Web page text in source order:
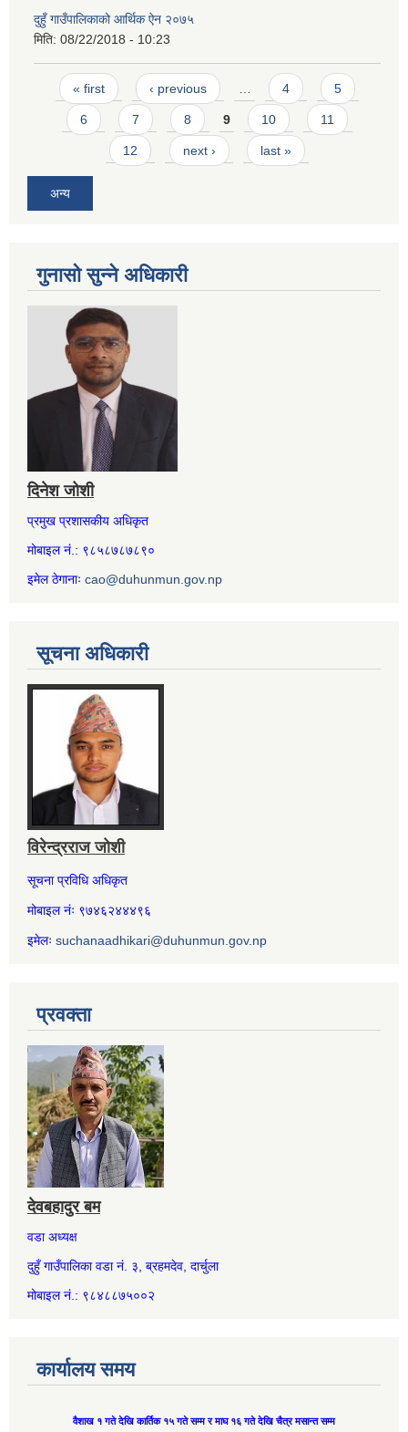
दुहुँ गाउँपालिकाको आर्थिक ऐन २०७५
मिति: 08/22/2018 - 10:23
Pages
« first ‹ previous … 4 5
6 7 8 9 10 11
12 next › last »
अन्य
गुनासो सुन्ने अधिकारी
दिनेश जोशी
प्रमुख प्रशासकीय अधिकृत
मोबाइल नं.: ९८५८७८७८९०
इमेल ठेगानाः cao@duhunmun.gov.np
सूचना अधिकारी
विरेन्द्रराज जोशी
सूचना प्रविधि अधिकृत
मोबाइल नंः ९७४६२४४४९६
इमेलः suchanaadhikari@duhunmun.gov.np
प्रवक्ता
देवबहादुर बम
वडा अध्यक्ष
दुहुँ गाउँपालिका वडा नं. ३, ब्रहमदेव, दार्चुला
मोबाइल नं.: ९८४८८७५००२
कार्यालय समय
वैशाख १ गते देखि कार्तिक १५ गते सम्म र माघ १६ गते देखि चैत्र मसान्त सम्म